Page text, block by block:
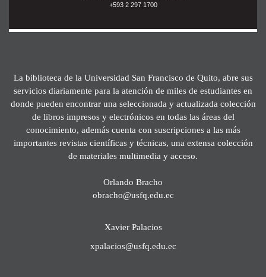
+593 2 297 1700
La biblioteca de la Universidad San Francisco de Quito, abre sus
servicios diariamente para la atención de miles de estudiantes en
donde pueden encontrar una seleccionada y actualizada colección
de libros impresos y electrónicos en todas las áreas del
conocimiento, además cuenta con suscripciones a las más
importantes revistas científicas y técnicas, una extensa colección
de materiales multimedia y acceso.
Orlando Bracho
obracho@usfq.edu.ec
Xavier Palacios
xpalacios@usfq.edu.ec